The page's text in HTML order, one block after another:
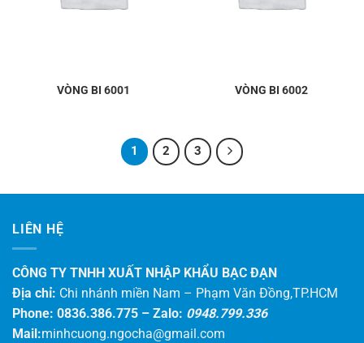
VÒNG BI 6001 VÒNG BI 6002
1 2 3
LIÊN HỆ
CÔNG TY TNHH XUẤT NHẬP KHẨU BẠC ĐẠN
Địa chỉ: Chi nhánh miền Nam – Phạm Văn Đồng,TP.HCM
Phone: 0836.386.775 – Zalo: 0948.799.336
Mail:minhcuong.ngocha@gmail.com